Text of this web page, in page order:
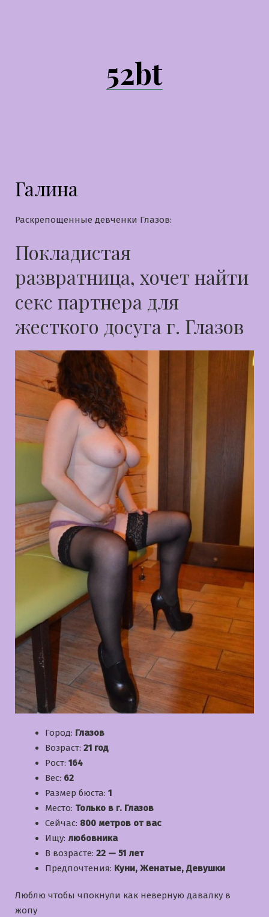
52bt
Галина
Раскрепощенные девченки Глазов:
Покладистая
развратница, хочет найти
секс партнера для
жесткого досуга г. Глазов
Город: Глазов
Возраст: 21 год
Рост: 164
Вес: 62
Размер бюста: 1
Место: Только в г. Глазов
Сейчас: 800 метров от вас
Ищу: любовника
В возрасте: 22 — 51 лет
Предпочтения: Куни, Женатые, Девушки
Люблю чтобы чпокнули как неверную давалку в
жопу